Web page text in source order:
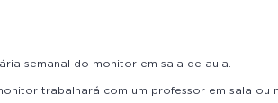
semanal do monitor em sala de aula.
trabalhará com um professor em sala ou